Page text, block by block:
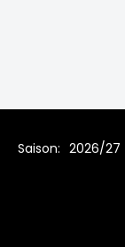
Saison: 2026/27